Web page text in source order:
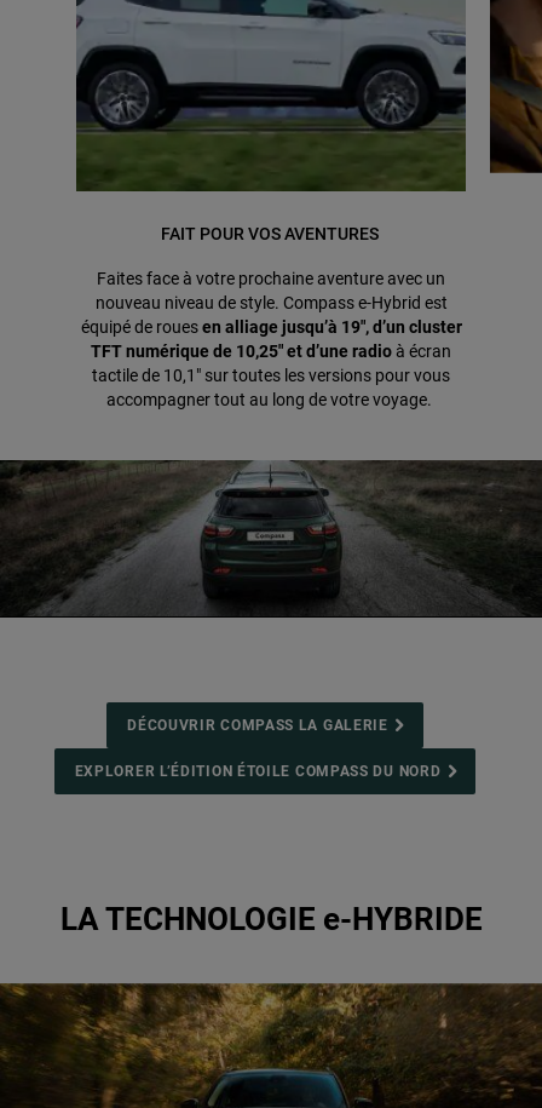
FAIT POUR VOS AVENTURES
Faites face à votre prochaine aventure avec un
nouveau niveau de style. Compass e-Hybrid est
équipé de rouesen alliage jusqu’à 19", d’un cluster
TFT numérique de 10,25" et d’une radioà écran
tactile de 10,1" sur toutes les versions pour vous
accompagner tout au long de votre voyage.
DÉCOUVRIR COMPASS LA GALERIE
EXPLORER L’ÉDITION ÉTOILE COMPASS DU NORD
LA TECHNOLOGIE e-HYBRIDE